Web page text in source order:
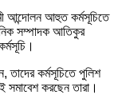
আন্দোলন আহুত কর্মসূচিতে
সম্পাদক আতিকুর
তাদের কর্মসূচিতে পুলিশ
সমাবেশ করছেন তারা।